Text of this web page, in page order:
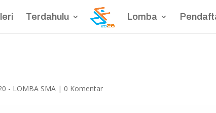
Terdahulu Lomba
- LOMBA SMA | 0 Komentar